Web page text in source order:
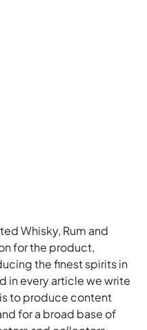
Whisky, Rum and
for the product,
the finest spirits in
in every article we write
to produce content
for a broad base of